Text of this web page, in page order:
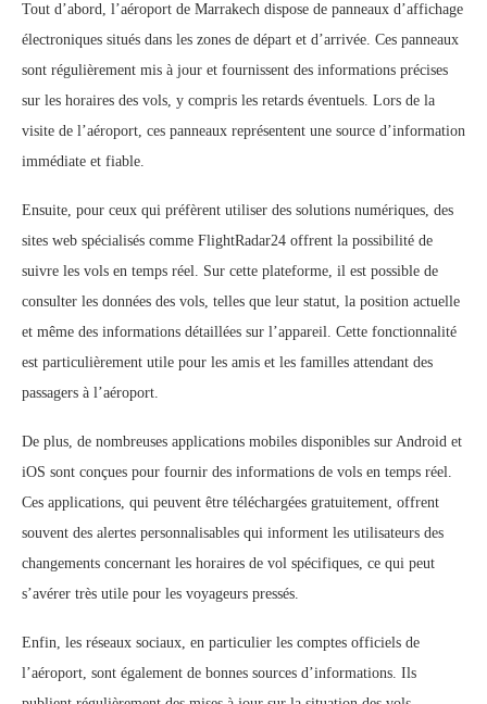
Tout d’abord, l’aéroport de Marrakech dispose de panneaux d’affichage
électroniques situés dans les zones de départ et d’arrivée. Ces panneaux
sont régulièrement mis à jour et fournissent des informations précises
sur les horaires des vols, y compris les retards éventuels. Lors de la
visite de l’aéroport, ces panneaux représentent une source d’information
immédiate et fiable.
Ensuite, pour ceux qui préfèrent utiliser des solutions numériques, des
sites web spécialisés comme FlightRadar24 offrent la possibilité de
suivre les vols en temps réel. Sur cette plateforme, il est possible de
consulter les données des vols, telles que leur statut, la position actuelle
et même des informations détaillées sur l’appareil. Cette fonctionnalité
est particulièrement utile pour les amis et les familles attendant des
passagers à l’aéroport.
De plus, de nombreuses applications mobiles disponibles sur Android et
iOS sont conçues pour fournir des informations de vols en temps réel.
Ces applications, qui peuvent être téléchargées gratuitement, offrent
souvent des alertes personnalisables qui informent les utilisateurs des
changements concernant les horaires de vol spécifiques, ce qui peut
s’avérer très utile pour les voyageurs pressés.
Enfin, les réseaux sociaux, en particulier les comptes officiels de
l’aéroport, sont également de bonnes sources d’informations. Ils